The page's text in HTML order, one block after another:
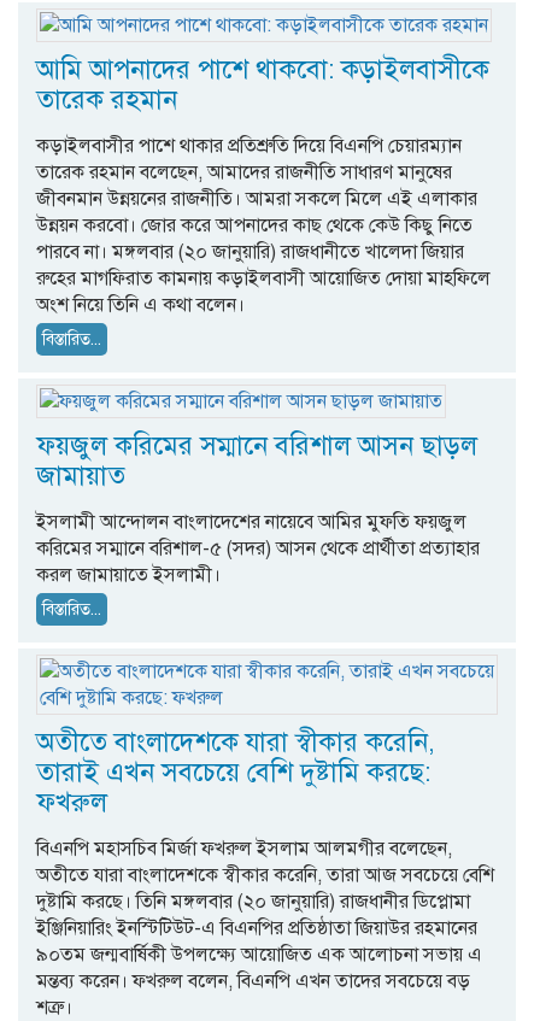
আমি আপনাদের পাশে থাকবো: কড়াইলবাসীকে
তারেক রহমান
কড়াইলবাসীর পাশে থাকার প্রতিশ্রুতি দিয়ে বিএনপি চেয়ারম্যান
তারেক রহমান বলেছেন, আমাদের রাজনীতি সাধারণ মানুষের
জীবনমান উন্নয়নের রাজনীতি। আমরা সকলে মিলে এই এলাকার
উন্নয়ন করবো। জোর করে আপনাদের কাছ থেকে কেউ কিছু নিতে
পারবে না। মঙ্গলবার (২০ জানুয়ারি) রাজধানীতে খালেদা জিয়ার
রুহের মাগফিরাত কামনায় কড়াইলবাসী আয়োজিত দোয়া মাহফিলে
অংশ নিয়ে তিনি এ কথা বলেন।
বিস্তারিত...
ফয়জুল করিমের সম্মানে বরিশাল আসন ছাড়ল
জামায়াত
ইসলামী আন্দোলন বাংলাদেশের নায়েবে আমির মুফতি ফয়জুল
করিমের সম্মানে বরিশাল-৫ (সদর) আসন থেকে প্রার্থীতা প্রত্যাহার
করল জামায়াতে ইসলামী।
বিস্তারিত...
অতীতে বাংলাদেশকে যারা স্বীকার করেনি,
তারাই এখন সবচেয়ে বেশি দুষ্টামি করছে:
ফখরুল
বিএনপি মহাসচিব মির্জা ফখরুল ইসলাম আলমগীর বলেছেন,
অতীতে যারা বাংলাদেশকে স্বীকার করেনি, তারা আজ সবচেয়ে বেশি
দুষ্টামি করছে। তিনি মঙ্গলবার (২০ জানুয়ারি) রাজধানীর ডিপ্লোমা
ইঞ্জিনিয়ারিং ইনস্টিটিউট-এ বিএনপির প্রতিষ্ঠাতা জিয়াউর রহমানের
৯০তম জন্মবার্ষিকী উপলক্ষ্যে আয়োজিত এক আলোচনা সভায় এ
মন্তব্য করেন। ফখরুল বলেন, বিএনপি এখন তাদের সবচেয়ে বড়
শত্রু।